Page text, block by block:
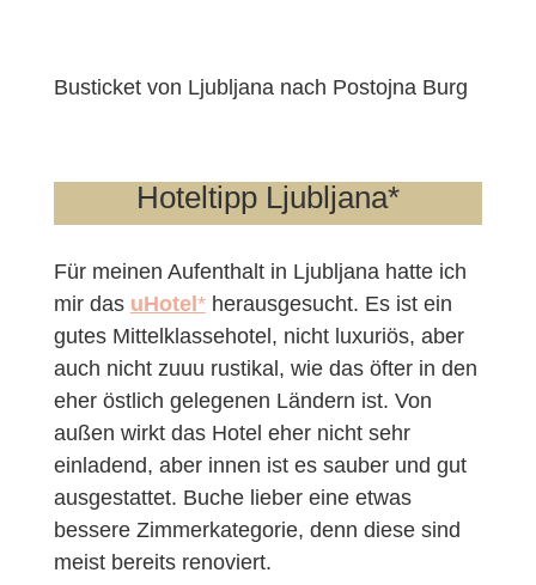
Busticket von Ljubljana nach Postojna Burg
Hoteltipp Ljubljana*
Für meinen Aufenthalt in Ljubljana hatte ich
mir das uHotel *herausgesucht. Es ist ein
gutes Mittelklassehotel, nicht luxuriös, aber
auch nicht zuuu rustikal, wie das öfter in den
eher östlich gelegenen Ländern ist. Von
außen wirkt das Hotel eher nicht sehr
einladend, aber innen ist es sauber und gut
ausgestattet. Buche lieber eine etwas
bessere Zimmerkategorie, denn diese sind
meist bereits renoviert.